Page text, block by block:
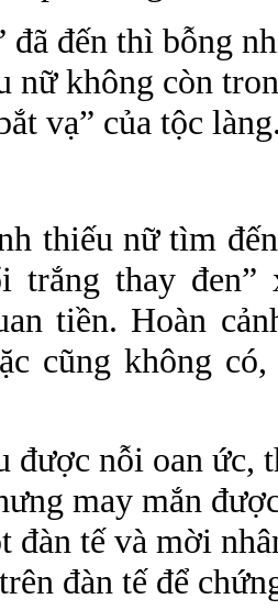
đã đến thì bỗng
nữ không còn
vạ” của tộc
thiếu nữ tìm
trắng thay
tiền. Hoàn
cũng không
được nỗi oan ức,
may mắn
đàn tế và mời
đàn tế để